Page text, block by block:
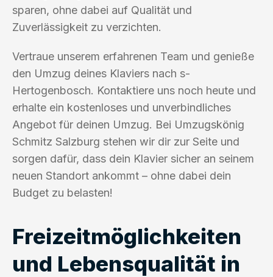
sparen, ohne dabei auf Qualität und
Zuverlässigkeit zu verzichten.
Vertraue unserem erfahrenen Team und genieße
den Umzug deines Klaviers nach s-
Hertogenbosch. Kontaktiere uns noch heute und
erhalte ein kostenloses und unverbindliches
Angebot für deinen Umzug. Bei Umzugskönig
Schmitz Salzburg stehen wir dir zur Seite und
sorgen dafür, dass dein Klavier sicher an seinem
neuen Standort ankommt – ohne dabei dein
Budget zu belasten!
Freizeitmöglichkeiten
und Lebensqualität in